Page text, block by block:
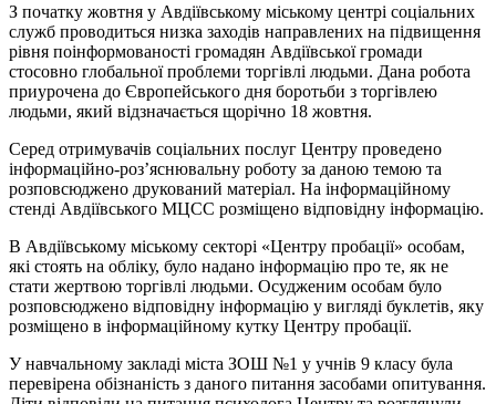
З початку жовтня у Авдіївському міському центрі соціальних
служб проводиться низка заходів направлених на підвищення
рівня поінформованості громадян Авдіївської громади
стосовно глобальної проблеми торгівлі людьми. Дана робота
приурочена до Європейського дня боротьби з торгівлею
людьми, який відзначається щорічно 18 жовтня.
Серед отримувачів соціальних послуг Центру проведено
інформаційно-роз’яснювальну роботу за даною темою та
розповсюджено друкований матеріал. На інформаційному
стенді Авдіївського МЦСС розміщено відповідну інформацію.
В Авдіївському міському секторі «Центру пробації» особам,
які стоять на обліку, було надано інформацію про те, як не
стати жертвою торгівлі людьми. Осудженим особам було
розповсюджено відповідну інформацію у вигляді буклетів, яку
розміщено в інформаційному кутку Центру пробації.
У навчальному закладі міста ЗОШ №1 у учнів 9 класу була
перевірена обізнаність з даного питання засобами опитування.